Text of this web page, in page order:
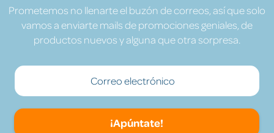
Prometemos no llenarte el buzón de correos, así que solo
vamos a enviarte mails de promociones geniales, de
productos nuevos y alguna que otra sorpresa.
¡Apúntate!